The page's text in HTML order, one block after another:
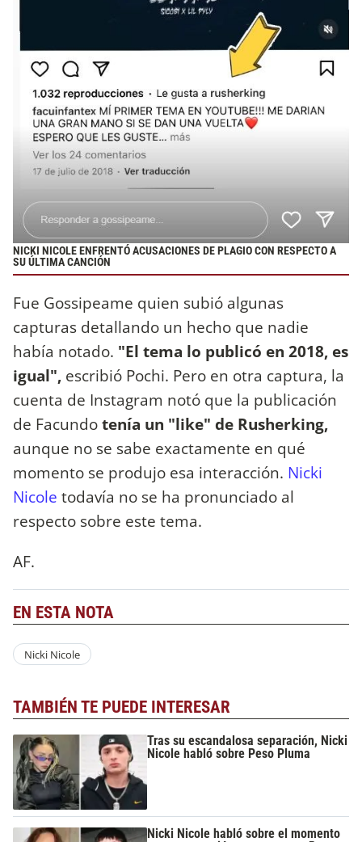
NICKI NICOLE ENFRENTÓ ACUSACIONES DE PLAGIO CON RESPECTO A
SU ÚLTIMA CANCIÓN
Fue Gossipeame quien subió algunas
capturas detallando un hecho que nadie
había notado. "El tema lo publicó en 2018, es
igual", escribió Pochi. Pero en otra captura, la
cuenta de Instagram notó que la publicación
de Facundotenía un "like" de Rusherking,
aunque no se sabe exactamente en qué
momento se produjo esa interacción. Nicki
Nicole todavía no se ha pronunciado al
respecto sobre este tema.
AF.
EN ESTA NOTA
Nicki Nicole
TAMBIÉN TE PUEDE INTERESAR
Tras su escandalosa separación, Nicki
Nicole habló sobre Peso Pluma
Nicki Nicole habló sobre el momento